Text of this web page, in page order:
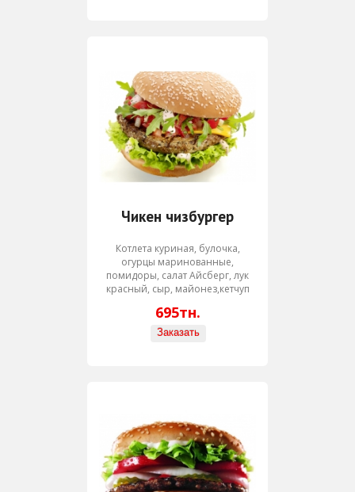
Чикен чизбургер
Котлета куриная, булочка,
огурцы маринованные,
помидоры, салат Айсберг, лук
красный, сыр, майонез,кетчуп
695тн.